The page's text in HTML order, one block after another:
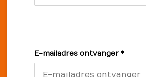
E-mailadres ontvanger *